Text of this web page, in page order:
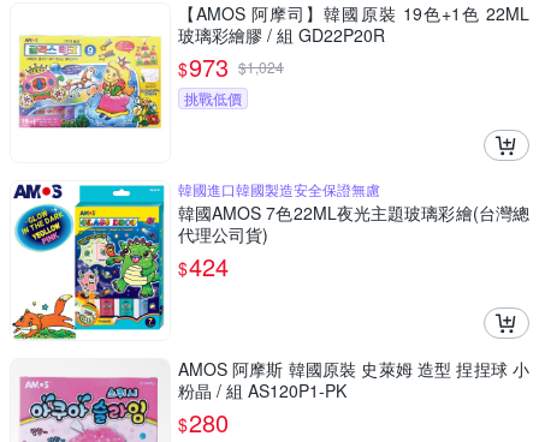
【AMOS 阿摩司】韓國原裝 19色+1色 22ML
玻璃彩繪膠 / 組 GD22P20R
$973 $1,024
挑戰低價
韓國進口韓國製造安全保證無慮
韓國AMOS 7色22ML夜光主題玻璃彩繪(台灣總
代理公司貨)
$424
AMOS 阿摩斯 韓國原裝 史萊姆 造型 捏捏球 小
粉晶 / 組 AS120P1-PK
$280